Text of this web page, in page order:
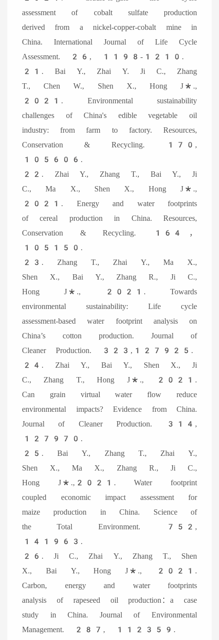
assessment of cobalt sulfate production
derived from a nickel-copper-cobalt mine in
China. International Journal of Life Cycle
Assessment. 26, 1198-1210.
21. Bai Y., Zhai Y. Ji C., Zhang
T., Chen W., Shen X., Hong J*.,
2021. Environmental sustainability
challenges of China's edible vegetable oil
industry: from farm to factory. Resources,
Conservation & Recycling. 170,
105606.
22. Zhai Y., Zhang T., Bai Y., Ji
C., Ma X., Shen X., Hong J*.,
2021. Energy and water footprints
of cereal production in China. Resources,
Conservation & Recycling. 164，
105150.
23. Zhang T., Zhai Y., Ma X.,
Shen X., Bai Y., Zhang R., Ji C.,
Hong J*., 2021. Towards
environmental sustainability: Life cycle
assessment-based water footprint analysis on
China’s cotton production. Journal of
Cleaner Production. 323,127925.
24. Zhai Y., Bai Y., Shen X., Ji
C., Zhang T., Hong J*., 2021.
Can grain virtual water flow reduce
environmental impacts? Evidence from China.
Journal of Cleaner Production. 314,
127970.
25. Bai Y., Zhang T., Zhai Y.,
Shen X., Ma X., Zhang R., Ji C.,
Hong J*.,2021. Water footprint
coupled economic impact assessment for
maize production in China. Science of
the Total Environment. 752,
141963.
26. Ji C., Zhai Y., Zhang T., Shen
X., Bai Y., Hong J*., 2021.
Carbon, energy and water footprints
analysis of rapeseed oil production：a case
study in China. Journal of Environmental
Management. 287, 112359.